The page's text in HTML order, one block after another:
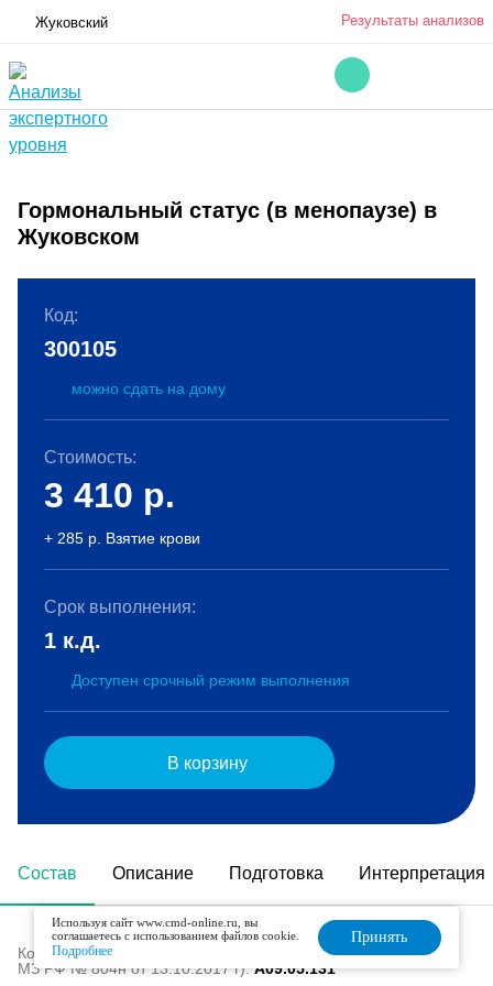
Жуковский Результаты анализов
Гормональный статус (в менопаузе) в
Жуковском
Состав Описание Подготовка Интерпретация
Код в номенклатуре медицинских услуг (Приказ
МЗ РФ № 804н от 13.10.2017 г):A09.05.131
Код:
300105
можно сдать на дому
Стоимость:
3 410 р.
+ 285 р. Взятие крови
Срок выполнения:
1 к.д.
Доступен срочный режим выполнения
В корзину
Используя сайт www.cmd-online.ru, вы
соглашаетесь с использованием файлов cookie.
Подробнее
Принять